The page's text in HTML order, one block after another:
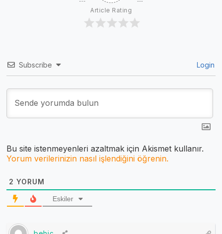
Article Rating
Subscribe Login
Bu site istenmeyenleri azaltmak için Akismet kullanır.
Yorum verilerinizin nasıl işlendiğini öğrenin.
2 YORUM
Eskiler